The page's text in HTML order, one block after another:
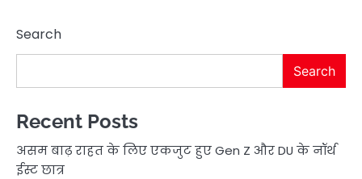
Search
Search
Recent Posts
असम बाढ़ राहत के लिए एकजुट हुए Gen Z और DU के नॉर्थ
ईस्ट छात्र